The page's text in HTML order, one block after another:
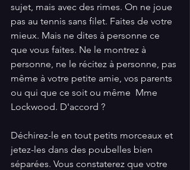
sujet, mais avec des rimes. On ne joue
pas au tennis sans filet. Faites de votre
mieux. Mais ne dites à personne ce
que vous faites. Ne le montrez à
personne, ne le récitez à personne, pas
même à votre petite amie, vos parents
ou qui que ce soit ou même  Mme
Lockwood. D'accord ?
Déchirez-le en tout petits morceaux et
jetez-les dans des poubelles bien
séparées. Vous constaterez que votre